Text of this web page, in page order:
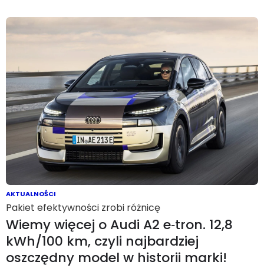
AKTUALNOŚCI
Pakiet efektywności zrobi różnicę
Wiemy więcej o Audi A2 e‑tron. 12,8
kWh/100 km, czyli najbardziej
oszczędny model w historii marki!